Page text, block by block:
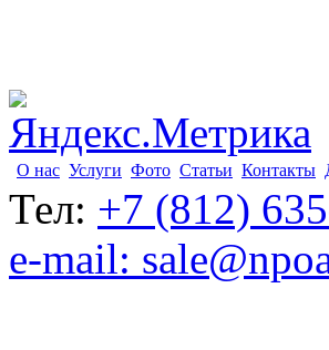
О нас Услуги Фото Статьи Контакты
Тел: +7 (812)
e-mail: